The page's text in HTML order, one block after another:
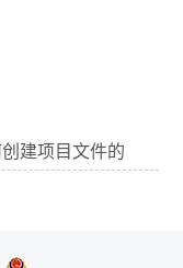
建项目文件的